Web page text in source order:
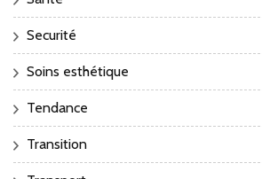
Securité
Soins esthétique
Tendance
Transition